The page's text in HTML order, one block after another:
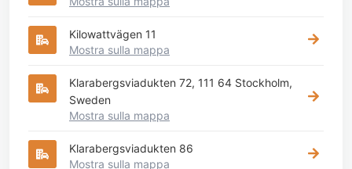
Kilowattvägen 11
Mostra sulla mappa
Klarabergsviadukten 72, 111 64 Stockholm,
Sweden
Mostra sulla mappa
Klarabergsviadukten 86
Mostra sulla mappa